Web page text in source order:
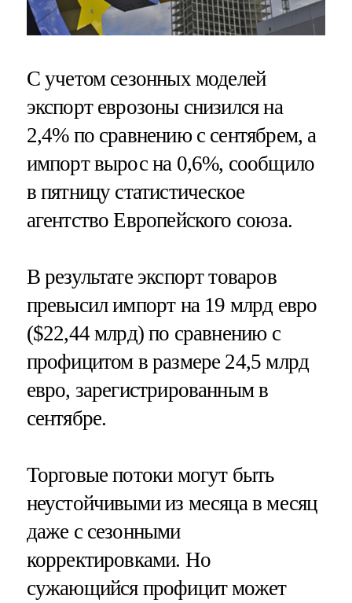
С учетом сезонных моделей
экспорт еврозоны снизился на
2,4% по сравнению с сентябрем, а
импорт вырос на 0,6%, сообщило
в пятницу статистическое
агентство Европейского союза.
В результате экспорт товаров
превысил импорт на 19 млрд евро
($22,44 млрд) по сравнению с
профицитом в размере 24,5 млрд
евро, зарегистрированным в
сентябре.
Торговые потоки могут быть
неустойчивыми из месяца в месяц
даже с сезонными
корректировками. Но
сужающийся профицит может